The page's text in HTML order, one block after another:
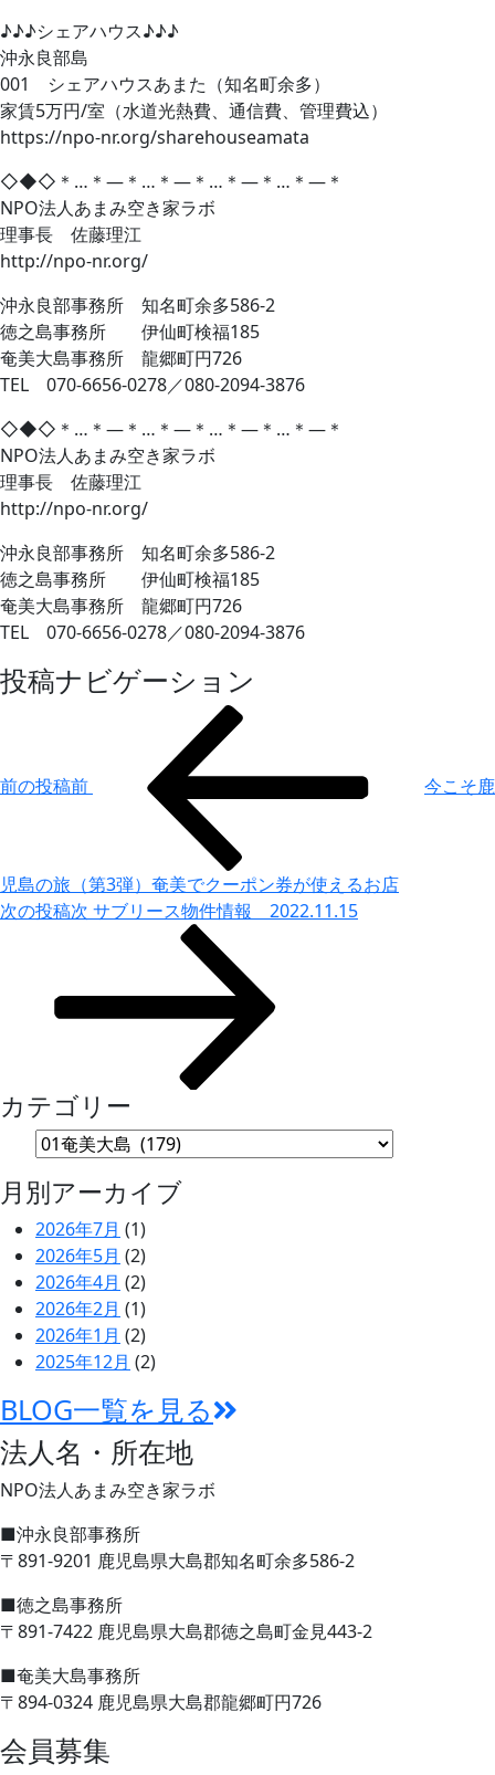
♪♪♪シェアハウス♪♪♪
沖永良部島
001 シェアハウスあまた（知名町余多）
家賃5万円/室（水道光熱費、通信費、管理費込）
https://npo-nr.org/sharehouseamata
◇◆◇＊…＊―＊…＊―＊…＊―＊…＊―＊
NPO法人あまみ空き家ラボ
理事長 佐藤理江
http://npo-nr.org/
沖永良部事務所 知名町余多586-2
徳之島事務所 伊仙町検福185
奄美大島事務所 龍郷町円726
TEL 070-6656-0278／080-2094-3876
◇◆◇＊…＊―＊…＊―＊…＊―＊…＊―＊
NPO法人あまみ空き家ラボ
理事長 佐藤理江
http://npo-nr.org/
沖永良部事務所 知名町余多586-2
徳之島事務所 伊仙町検福185
奄美大島事務所 龍郷町円726
TEL 070-6656-0278／080-2094-3876
投稿ナビゲーション
前の投稿前 今こそ鹿
児島の旅（第3弾）奄美でクーポン券が使えるお店
次の投稿次 サブリース物件情報 2022.11.15
カテゴリー
月別アーカイブ
2026年7月 (1)
2026年5月 (2)
2026年4月 (2)
2026年2月 (1)
2026年1月 (2)
2025年12月 (2)
BLOG一覧を見る
法人名・所在地
NPO法人あまみ空き家ラボ
■沖永良部事務所
〒891-9201 鹿児島県大島郡知名町余多586-2
■徳之島事務所
〒891-7422 鹿児島県大島郡徳之島町金見443-2
■奄美大島事務所
〒894-0324 鹿児島県大島郡龍郷町円726
会員募集